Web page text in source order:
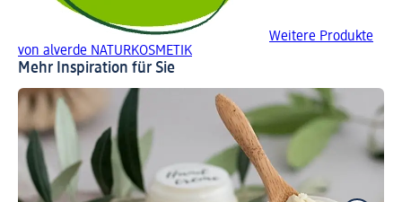
Weitere Produkte
von alverde NATURKOSMETIK
Mehr Inspiration für Sie